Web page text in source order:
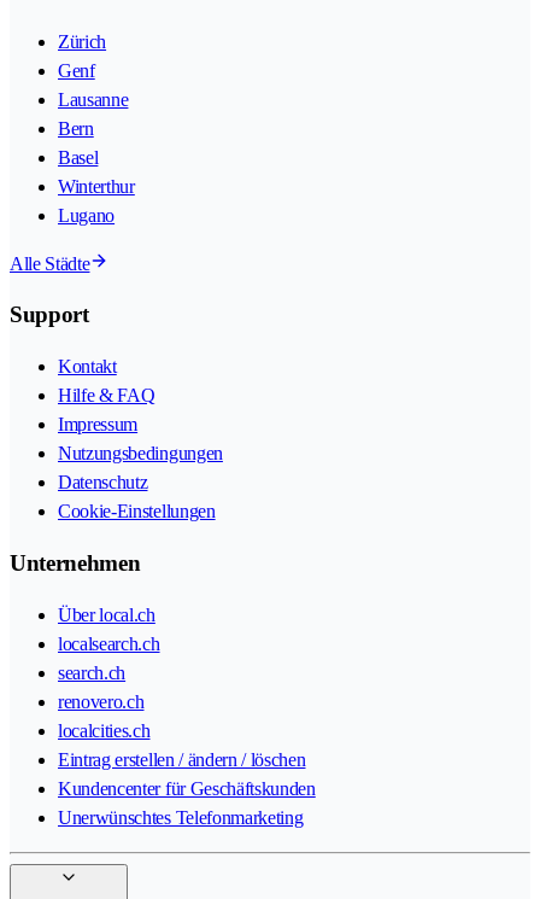
Zürich
Genf
Lausanne
Bern
Basel
Winterthur
Lugano
Alle Städte
Support
Kontakt
Hilfe & FAQ
Impressum
Nutzungsbedingungen
Datenschutz
Cookie-Einstellungen
Unternehmen
Über local.ch
localsearch.ch
search.ch
renovero.ch
localcities.ch
Eintrag erstellen / ändern / löschen
Kundencenter für Geschäftskunden
Unerwünschtes Telefonmarketing